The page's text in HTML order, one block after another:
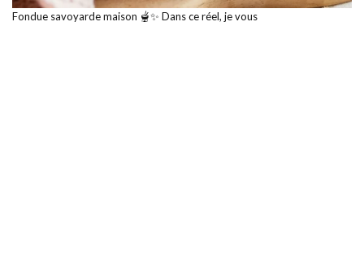
Fondue savoyarde maison 🫕✨ Dans ce réel, je vous